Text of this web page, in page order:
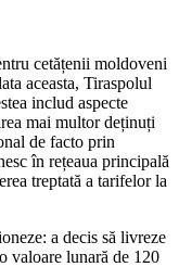
cetățenii moldoveni
aceasta, Tiraspolul
includ aspecte
mai multor deținuți
de facto prin
în rețeaua principală
treptată a tarifelor la
a decis să livreze
valoare lunară de 120